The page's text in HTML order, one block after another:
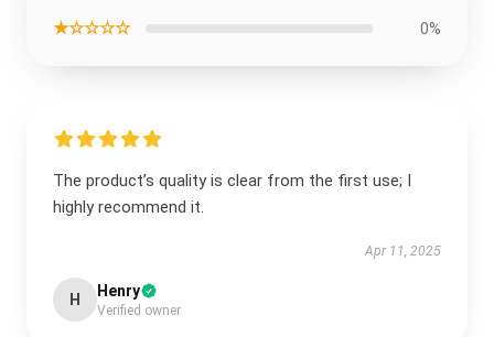
★☆☆☆☆ 0%
The product’s quality is clear from the first use; I
highly recommend it.
Apr 11, 2025
H Henry
Verified owner